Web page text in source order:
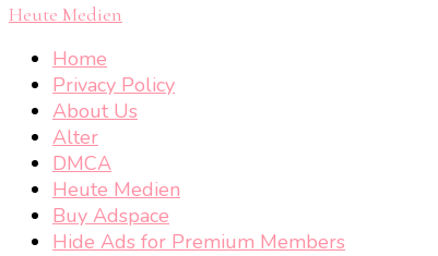
Heute Medien
Home
Privacy Policy
About Us
Alter
DMCA
Heute Medien
Buy Adspace
Hide Ads for Premium Members